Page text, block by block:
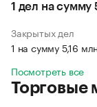
1 дел на сумму
Закрытых дел
1 на сумму 5,16
Посмотреть все
Торговые